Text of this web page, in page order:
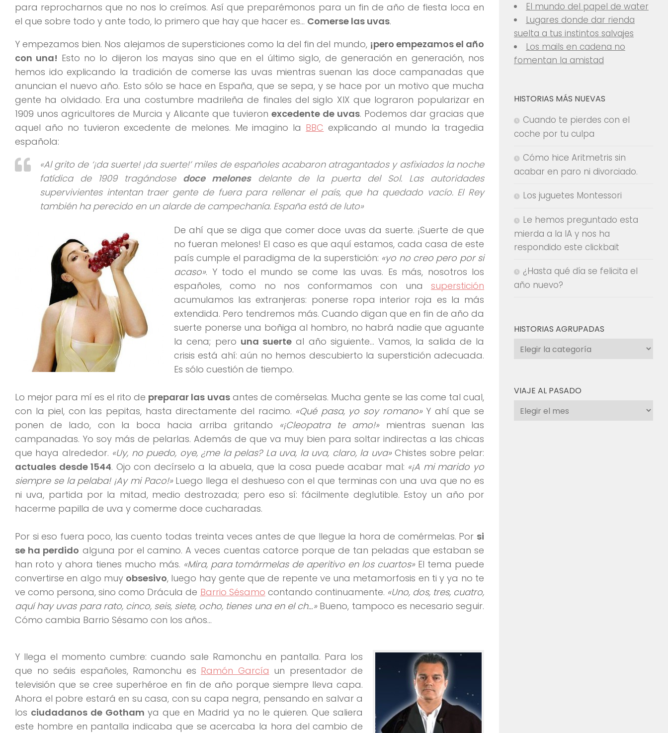
para reprocharnos que no nos lo creímos. Así que preparémonos para un fin de año de fiesta loca en
el que sobre todo y ante todo, lo primero que hay que hacer es… Comerse las uvas.
Y empezamos bien. Nos alejamos de supersticiones como la del fin del mundo, ¡pero empezamos el año
con una! Esto no lo dijeron los mayas sino que en el último siglo, de generación en generación, nos
hemos ido explicando la tradición de comerse las uvas mientras suenan las doce campanadas que
anuncian el nuevo año. Esto sólo se hace en España, que se sepa, y se hace por un motivo que mucha
gente ha olvidado. Era una costumbre madrileña de finales del siglo XIX que lograron popularizar en
1909 unos agricultores de Murcia y Alicante que tuvieron excedente de uvas. Podemos dar gracias que
aquel año no tuvieron excedente de melones. Me imagino la BBC explicando al mundo la tragedia
española:
«Al grito de ‘¡da suerte! ¡da suerte!’ miles de españoles acabaron atragantados y asfixiados la noche
fatídica de 1909 tragándose doce melonesdelante de la puerta del Sol. Las autoridades
supervivientes intentan traer gente de fuera para rellenar el país, que ha quedado vacío. El Rey
también ha perecido en un alarde de campechanía. España está de luto»
De ahí que se diga que comer doce uvas da suerte. ¡Suerte de que
no fueran melones! El caso es que aquí estamos, cada casa de este
país cumple el paradigma de la superstición: «yo no creo pero por si
acaso». Y todo el mundo se come las uvas. Es más, nosotros los
españoles, como no nos conformamos con una superstición
acumulamos las extranjeras: ponerse ropa interior roja es la más
extendida. Pero tendremos más. Cuando digan que en fin de año da
suerte ponerse una boñiga al hombro, no habrá nadie que aguante
la cena; pero una suerte al año siguiente… Vamos, la salida de la
crisis está ahí: aún no hemos descubierto la superstición adecuada.
Es sólo cuestión de tiempo.
Lo mejor para mí es el rito de preparar las uvasantes de comérselas. Mucha gente se las come tal cual,
con la piel, con las pepitas, hasta directamente del racimo. «Qué pasa, yo soy romano»Y ahí que se
ponen de lado, con la boca hacia arriba gritando «¡Cleopatra te amo!»mientras suenan las
campanadas. Yo soy más de pelarlas. Además de que va muy bien para soltar indirectas a las chicas
que haya alrededor. «Uy, no puedo, oye, ¿me la pelas? La uva, la uva, claro, la uva»Chistes sobre pelar:
actuales desde 1544. Ojo con decírselo a la abuela, que la cosa puede acabar mal: «¡A mi marido yo
siempre se la pelaba! ¡Ay mi Paco!»Luego llega el deshueso con el que terminas con una uva que no es
ni uva, partida por la mitad, medio destrozada; pero eso sí: fácilmente deglutible. Estoy un año por
hacerme papilla de uva y comerme doce cucharadas.
Por si eso fuera poco, las cuento todas treinta veces antes de que llegue la hora de comérmelas. Por si
se ha perdido alguna por el camino. A veces cuentas catorce porque de tan peladas que estaban se
han roto y ahora tienes mucho más. «Mira, para tomármelas de aperitivo en los cuartos»El tema puede
convertirse en algo muy obsesivo, luego hay gente que de repente ve una metamorfosis en ti y ya no te
ve como persona, sino como Drácula de Barrio Sésamo contando continuamente. «Uno, dos, tres, cuatro,
aquí hay uvas para rato, cinco, seis, siete, ocho, tienes una en el ch…»Bueno, tampoco es necesario seguir.
Cómo cambia Barrio Sésamo con los años…
Y llega el momento cumbre: cuando sale Ramonchu en pantalla. Para los
que no seáis españoles, Ramonchu es Ramón García un presentador de
televisión que se cree superhéroe en fin de año porque siempre lleva capa.
Ahora el pobre estará en su casa, con su capa negra, pensando en salvar a
los ciudadanos de Gotham ya que en Madrid ya no le quieren. Que saliera
este hombre en pantalla indicaba que se acercaba la hora del cambio de
El mundo del papel de water
Lugares donde dar rienda
suelta a tus instintos salvajes
Los mails en cadena no
fomentan la amistad
HISTORIAS MÁS NUEVAS
Cuando te pierdes con el
coche por tu culpa
Cómo hice Aritmetris sin
acabar en paro ni divorciado.
Los juguetes Montessori
Le hemos preguntado esta
mierda a la IA y nos ha
respondido este clickbait
¿Hasta qué día se felicita el
año nuevo?
HISTORIAS AGRUPADAS
Historias
agrupadas
VIAJE AL PASADO
Viaje